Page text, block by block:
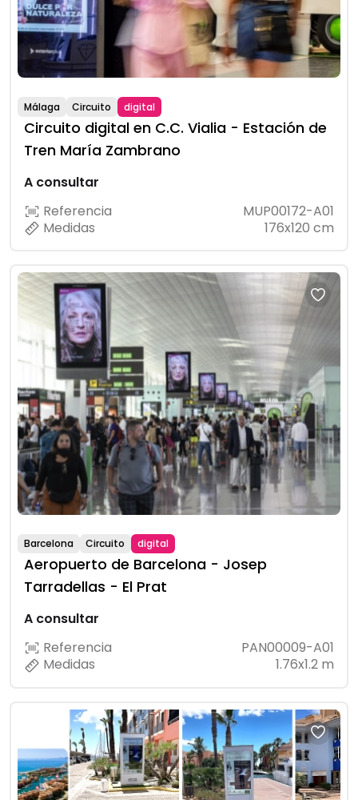
Málaga Circuito digital
Circuito digital en C.C. Vialia - Estación de
Tren María Zambrano
A consultar
Referencia
MUP00172-A01
Medidas
176x120 cm
Barcelona Circuito digital
Aeropuerto de Barcelona - Josep
Tarradellas - El Prat
A consultar
Referencia
PAN00009-A01
Medidas
1.76x1.2 m